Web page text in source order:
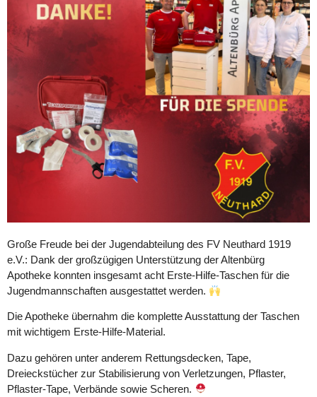
Große Freude bei der Jugendabteilung des FV Neuthard 1919
e.V.: Dank der großzügigen Unterstützung der Altenbürg
Apotheke konnten insgesamt acht Erste-Hilfe-Taschen für die
Jugendmannschaften ausgestattet werden.
Die Apotheke übernahm die komplette Ausstattung der Taschen
mit wichtigem Erste-Hilfe-Material.
Dazu gehören unter anderem Rettungsdecken, Tape,
Dreieckstücher zur Stabilisierung von Verletzungen, Pflaster,
Pflaster-Tape, Verbände sowie Scheren.